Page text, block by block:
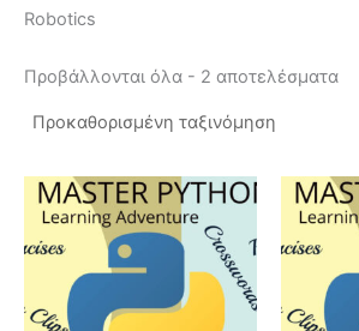
Robotics
Προβάλλονται όλα - 2 αποτελέσματα